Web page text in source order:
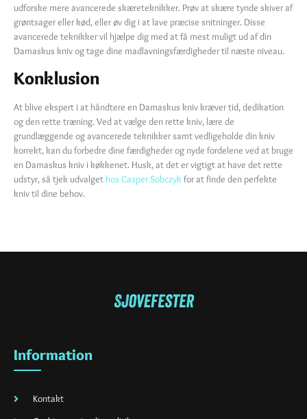
udforske mere avancerede skæreteknikker. Prøv at skære tynde skiver af
grøntsager eller kød, eller øv dig i at lave præcise snitninger. Disse
avancerede teknikker vil hjælpe dig med at få mest muligt ud af din
Damaskus kniv og tage dine madlavningsfærdigheder til næste niveau.
Konklusion
At blive ekspert i at håndtere en Damaskus kniv kræver tid, dedikation
og den rette træning. Ved at vælge den rette kniv, lære de
grundlæggende og avancerede teknikker samt vedligeholde din kniv
korrekt, kan du forbedre dine færdigheder og nyde fordelene ved at bruge
en Damaskus kniv i køkkenet. Husk, at det er vigtigt at have det rette
udstyr, så tjek udvalget hos Casper Sobczykfor at finde den perfekte
kniv til dine behov.
Information
Kontakt